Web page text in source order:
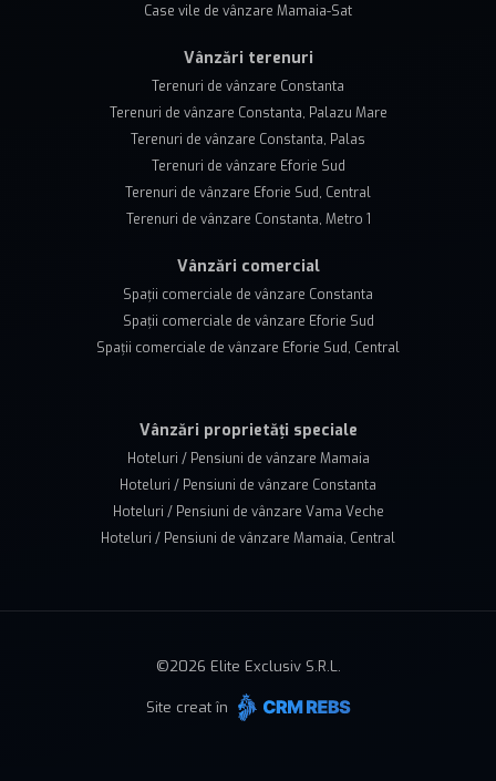
Case vile de vânzare Mamaia-Sat
Vânzări terenuri
Terenuri de vânzare Constanta
Terenuri de vânzare Constanta, Palazu Mare
Terenuri de vânzare Constanta, Palas
Terenuri de vânzare Eforie Sud
Terenuri de vânzare Eforie Sud, Central
Terenuri de vânzare Constanta, Metro 1
Vânzări comercial
Spații comerciale de vânzare Constanta
Spații comerciale de vânzare Eforie Sud
Spații comerciale de vânzare Eforie Sud, Central
Vânzări proprietăți speciale
Hoteluri / Pensiuni de vânzare Mamaia
Hoteluri / Pensiuni de vânzare Constanta
Hoteluri / Pensiuni de vânzare Vama Veche
Hoteluri / Pensiuni de vânzare Mamaia, Central
©2026 Elite Exclusiv S.R.L.
Site creat în